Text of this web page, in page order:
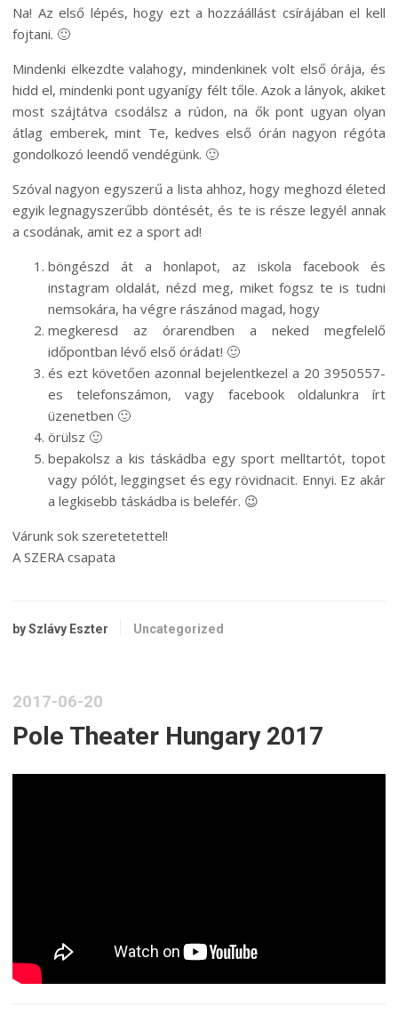
Na! Az első lépés, hogy ezt a hozzáállást csírájában el kell
fojtani. 🙂
Mindenki elkezdte valahogy, mindenkinek volt első órája, és
hidd el, mindenki pont ugyanígy félt tőle. Azok a lányok, akiket
most szájtátva csodálsz a rúdon, na ők pont ugyan olyan
átlag emberek, mint Te, kedves első órán nagyon régóta
gondolkozó leendő vendégünk. 🙂
Szóval nagyon egyszerű a lista ahhoz, hogy meghozd életed
egyik legnagyszerűbb döntését, és te is része legyél annak
a csodának, amit ez a sport ad!
böngészd át a honlapot, az iskola facebook és
instagram oldalát, nézd meg, miket fogsz te is tudni
nemsokára, ha végre rászánod magad, hogy
megkeresd az órarendben a neked megfelelő
időpontban lévő első órádat! 🙂
és ezt követően azonnal bejelentkezel a 20 3950557-
es telefonszámon, vagy facebook oldalunkra írt
üzenetben 🙂
örülsz 🙂
bepakolsz a kis táskádba egy sport melltartót, topot
vagy pólót, leggingset és egy rövidnacit. Ennyi. Ez akár
a legkisebb táskádba is belefér. 😉
Várunk sok szeretetettel!
A SZERA csapata
by Szlávy Eszter Uncategorized
2017-06-20
Pole Theater Hungary 2017